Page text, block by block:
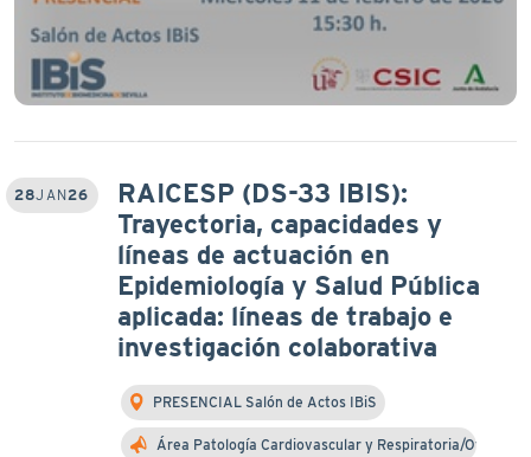
28JAN26
RAICESP (DS-33 IBIS):
Trayectoria, capacidades y
líneas de actuación en
Epidemiología y Salud Pública
aplicada: líneas de trabajo e
investigación colaborativa
PRESENCIAL Salón de Actos IBiS
Área Patología Cardiovascular y Respiratoria/Otra…